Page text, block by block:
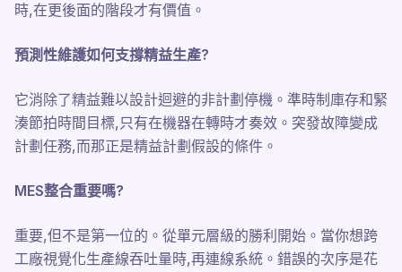
時,在更後面的階段才有價值。
預測性維護如何支撐精益生產?
它消除了精益難以設計迴避的非計劃停機。準時制庫存和緊
湊節拍時間目標,只有在機器在轉時才奏效。突發故障變成
計劃任務,而那正是精益計劃假設的條件。
MES整合重要嗎?
重要,但不是第一位的。從單元層級的勝利開始。當你想跨
工廠視覺化生產線吞吐量時,再連線系統。錯誤的次序是花